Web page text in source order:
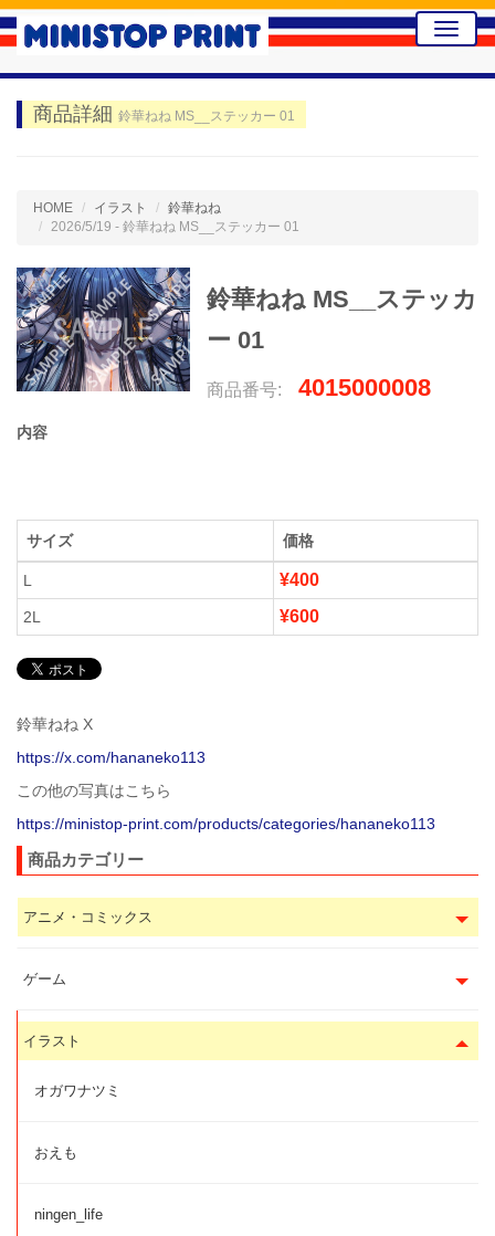
Toggle
商品詳細 鈴華ねね MS__ステッカー 01
HOME イラスト
鈴華ねね
2026/5/19 - 鈴華ねね MS__ステッカー 01
鈴華ねね MS__ステッカ
ー 01
商品番号: 4015000008
内容
サイズ 価格
L ¥400
2L ¥600
鈴華ねね X
https://x.com/hananeko113
この他の写真はこちら
https://ministop-print.com/products/categories/hananeko113
商品カテゴリー
アニメ・コミックス
ゲーム
イラスト
オガワナツミ
おえも
ningen_life